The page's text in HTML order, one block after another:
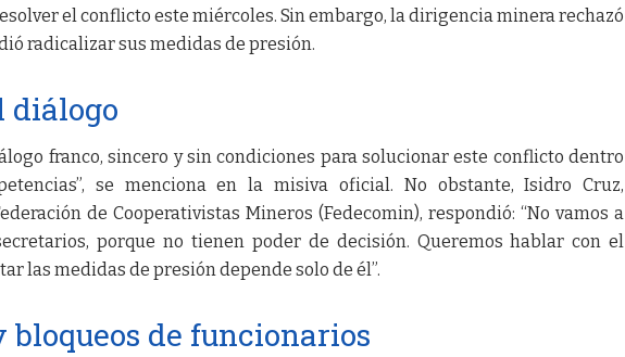
el conflicto este miércoles. Sin embargo, la dirigencia minera rechazó
radicalizar sus medidas de presión.
diálogo
franco, sincero y sin condiciones para solucionar este conflicto dentro
se menciona en la misiva oficial. No obstante, Isidro Cruz,
de Cooperativistas Mineros (Fedecomin), respondió: “No vamos a
porque no tienen poder de decisión. Queremos hablar con el
las medidas de presión depende solo de él”.
bloqueos de funcionarios